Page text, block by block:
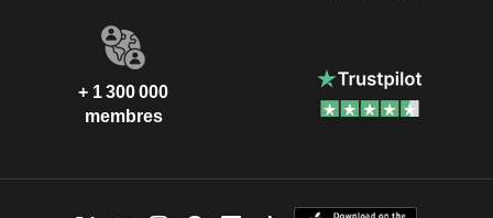
+ 1 300 000
membres